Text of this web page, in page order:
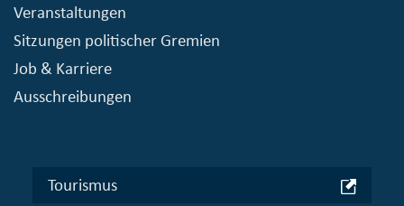
Veranstaltungen
Sitzungen politischer Gremien
Job & Karriere
Ausschreibungen
Tourismus